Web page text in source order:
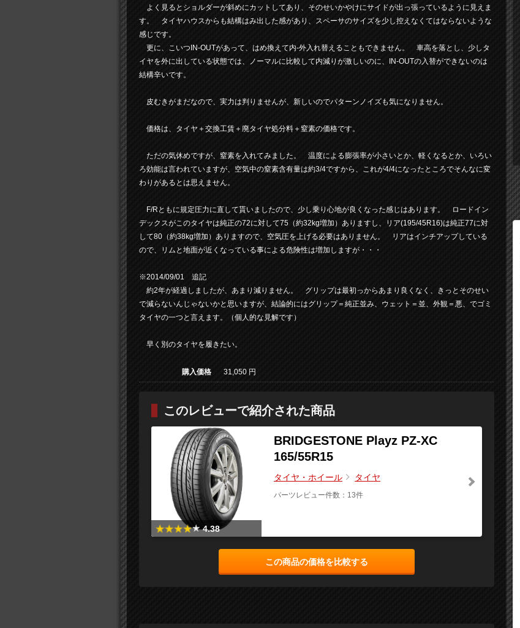
よく見るとショルダーが斜めにカットしてあり、そのせいかやけにサイドが出っ張っているように見えま
す。 タイヤハウスからも結構はみ出した感があり、スペーサのサイズを少し控えなくてはならないような
感じです。
更に、こいつIN-OUTがあって、はめ換えて内-外入れ替えることもできません。 車高を落とし、少しタ
イヤを外に出している状態では、ノーマルに比較して内減りが激しいのに、IN-OUTの入替ができないのは
結構辛いです。
皮むきがまだなので、実力は判りませんが、新しいのでパターンノイズも気になりません。
価格は、タイヤ＋交換工賃＋廃タイヤ処分料＋窒素の価格です。
ただの気休めですが、窒素を入れてみました。 温度による膨張率が小さいとか、軽くなるとか、いろい
ろ効能は言われていますが、空気中の窒素含有量は約3/4ですから、これが4/4になったところでそんなに変
わりがあるとは思えません。
F/Rともに規定圧力に直して貰いましたので、少し乗り心地が良くなった感じはあります。 ロードイン
デックスがこのタイヤは純正の72に対して75（約32kg増加）ありますし、リア(195/45R16)は純正77に対
して80（約38kg増加）ありますので、空気圧を上げる必要はありません。 リアはインチアップしている
ので、リムと地面が近くなっている事による危険性は増加しますが・・・
※2014/09/01 追記
約2年が経過しましたが、あまり減りません。 グリップは最初っからあまり良くなく、きっとそのせい
で減らないんじゃないかと思いますが、結論的にはグリップ＝純正並み、ウェット＝並、外観＝悪、でゴミ
タイヤの一つと言えます。（個人的な見解です）
早く別のタイヤを履きたい。
購入価格 31,050 円
このレビューで紹介された商品
4.38
BRIDGESTONE Playz PZ-XC
165/55R15
タイヤ・ホイール タイヤ
パーツレビュー件数：13件
この商品の価格を比較する